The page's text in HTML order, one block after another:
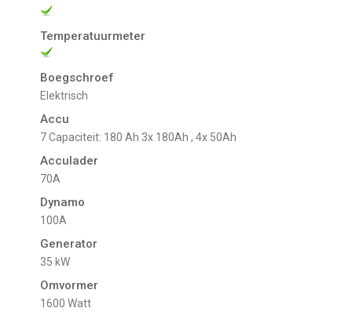
Temperatuurmeter
Boegschroef
Elektrisch
Accu
7 Capaciteit: 180 Ah 3x 180Ah , 4x 50Ah
Acculader
70A
Dynamo
100A
Generator
35 kW
Omvormer
1600 Watt